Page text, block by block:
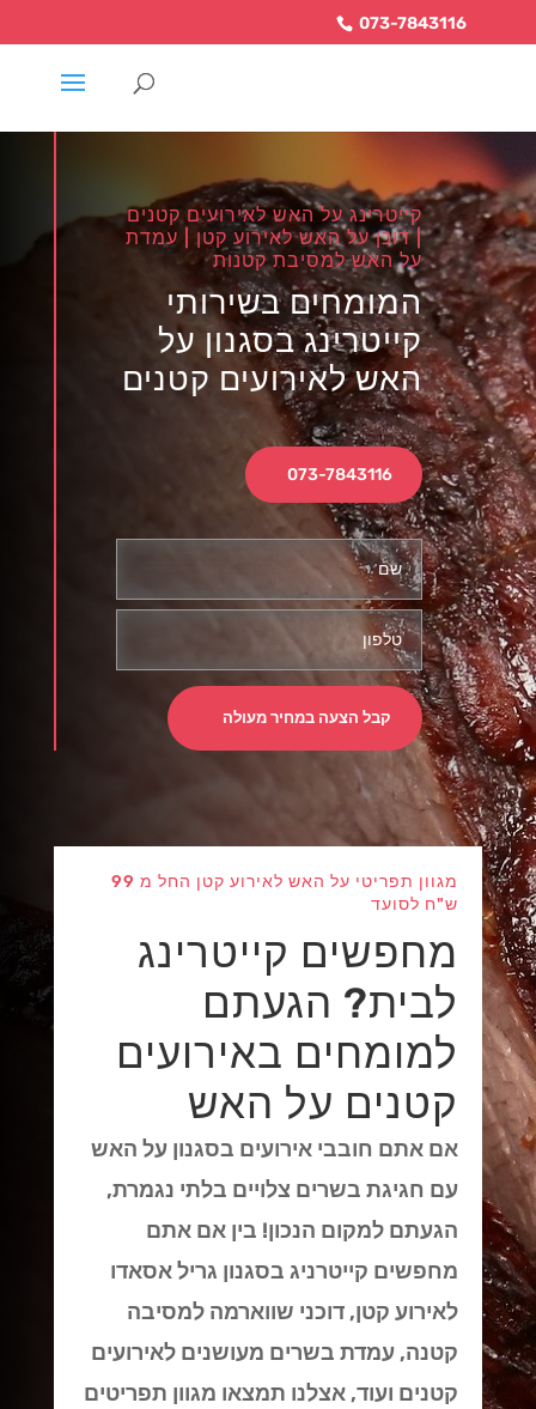
073-7843116
קייטרינג על האש לאירועים קטנים
| דוכן על האש לאירוע קטן | עמדת
על האש למסיבת קטנות
המומחים בשירותי
קייטרינג בסגנון על
האש לאירועים קטנים
073-7843116
קבל הצעה במחיר מעולה
מגוון תפריטי על האש לאירוע קטן החל מ 99
ש"ח לסועד
מחפשים קייטרינג
לבית? הגעתם
למומחים באירועים
קטנים על האש
אם אתם חובבי אירועים בסגנון על האש
עם חגיגת בשרים צלויים בלתי נגמרת,
הגעתם למקום הנכון! בין אם אתם
מחפשים קייטרניג בסגנון גריל אסאדו
לאירוע קטן, דוכני שווארמה למסיבה
קטנה, עמדת בשרים מעושנים לאירועים
קטנים ועוד, אצלנו תמצאו מגוון תפריטים